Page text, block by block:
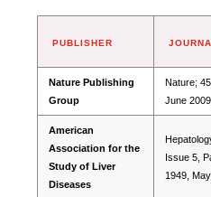
PUBLISHER
Nature Publishing
Group
Nature;
June
American
Association for the
Study of Liver
Diseases
Issue 5,
1949,